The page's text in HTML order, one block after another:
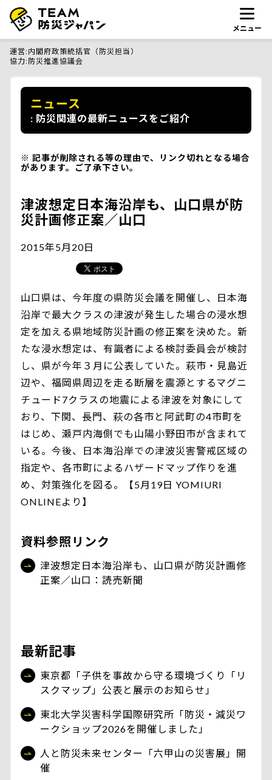
メニュー
運営 内閣府政策統括官（防災担当）
協力 防災推進協議会
ニュース
防災関連の最新ニュースをご紹介
記事が削除される等の理由で、リンク切れとなる場合
があります。ご了承下さい。
津波想定日本海沿岸も、山口県が防
災計画修正案／山口
2015年5月20日
山口県は、今年度の県防災会議を開催し、日本海
沿岸で最大クラスの津波が発生した場合の浸水想
定を加える県地域防災計画の修正案を決めた。新
たな浸水想定は、有識者による検討委員会が検討
し、県が今年３月に公表していた。萩市・見島近
辺や、福岡県周辺を走る断層を震源とするマグニ
チュード7クラスの地震による津波を対象にして
おり、下関、長門、萩の各市と阿武町の4市町を
はじめ、瀬戸内海側でも山陽小野田市が含まれて
いる。今後、日本海沿岸での津波災害警戒区域の
指定や、各市町によるハザードマップ作りを進
め、対策強化を図る。【5月19日 YOMIURI
ONLINEより】
資料参照リンク
津波想定日本海沿岸も、山口県が防災計画修
正案／山口：読売新聞
最新記事
東京都「子供を事故から守る環境づくり「リ
スクマップ」公表と展示のお知らせ」
東北大学災害科学国際研究所「防災・減災ワ
ークショップ2026を開催しました」
人と防災未来センター「六甲山の災害展」開
催